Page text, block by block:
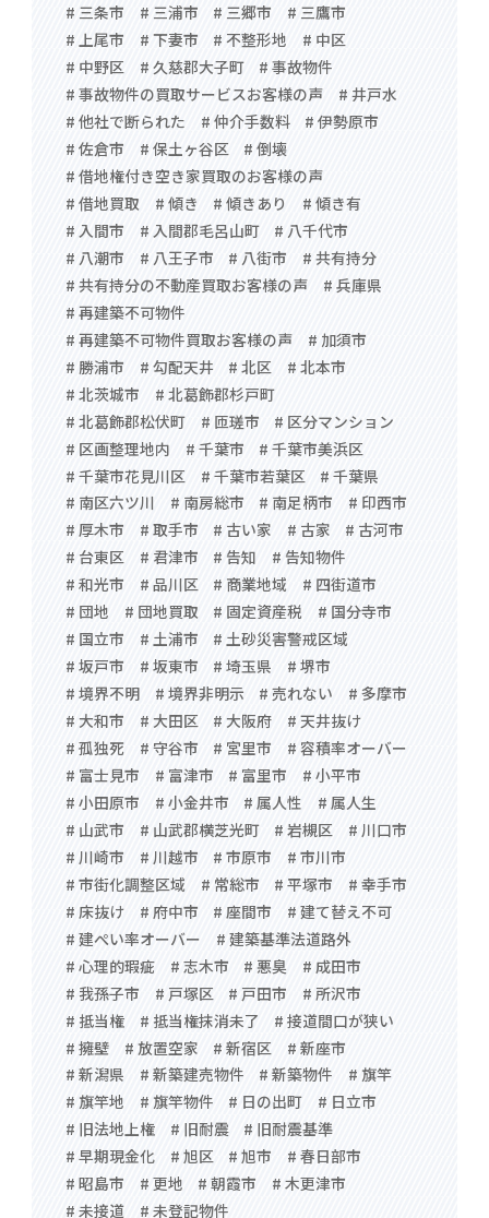
# 三条市
# 三浦市 # 三郷市
# 三鷹市
# 上尾市
# 下妻市 # 不整形地
# 中区
# 中野区
# 久慈郡大子町
# 事故物件
# 事故物件の買取サービスお客様の声
# 井戸水
# 他社で断られた
# 仲介手数料
# 伊勢原市
# 佐倉市
# 保土ヶ谷区
# 倒壊
# 借地権付き空き家買取のお客様の声
# 借地買取
# 傾き # 傾きあり
# 傾き有
# 入間市
# 入間郡毛呂山町
# 八千代市
# 八潮市
# 八王子市 # 八街市
# 共有持分
# 共有持分の不動産買取お客様の声
# 兵庫県
# 再建築不可物件
# 再建築不可物件買取お客様の声
# 加須市
# 勝浦市
# 勾配天井 # 北区
# 北本市
# 北茨城市
# 北葛飾郡杉戸町
# 北葛飾郡松伏町
# 匝瑳市
# 区分マンション
# 区画整理地内
# 千葉市
# 千葉市美浜区
# 千葉市花見川区
# 千葉市若葉区
# 千葉県
# 南区六ツ川
# 南房総市 # 南足柄市
# 印西市
# 厚木市
# 取手市 # 古い家 # 古家
# 古河市
# 台東区
# 君津市 # 告知
# 告知物件
# 和光市
# 品川区 # 商業地域
# 四街道市
# 団地
# 団地買取 # 固定資産税
# 国分寺市
# 国立市
# 土浦市
# 土砂災害警戒区域
# 坂戸市
# 坂東市 # 埼玉県
# 堺市
# 境界不明
# 境界非明示 # 売れない
# 多摩市
# 大和市
# 大田区 # 大阪府
# 天井抜け
# 孤独死
# 守谷市 # 宮里市
# 容積率オーバー
# 富士見市
# 富津市 # 富里市
# 小平市
# 小田原市
# 小金井市 # 属人性
# 属人生
# 山武市
# 山武郡横芝光町 # 岩槻区
# 川口市
# 川崎市
# 川越市 # 市原市
# 市川市
# 市街化調整区域
# 常総市 # 平塚市
# 幸手市
# 床抜け
# 府中市 # 座間市
# 建て替え不可
# 建ぺい率オーバー
# 建築基準法道路外
# 心理的瑕疵
# 志木市 # 悪臭
# 成田市
# 我孫子市
# 戸塚区 # 戸田市
# 所沢市
# 抵当権
# 抵当権抹消未了
# 接道間口が狭い
# 擁壁
# 放置空家 # 新宿区
# 新座市
# 新潟県
# 新築建売物件 # 新築物件
# 旗竿
# 旗竿地
# 旗竿物件 # 日の出町
# 日立市
# 旧法地上権
# 旧耐震
# 旧耐震基準
# 早期現金化
# 旭区 # 旭市
# 春日部市
# 昭島市
# 更地 # 朝霞市
# 木更津市
# 未接道
# 未登記物件